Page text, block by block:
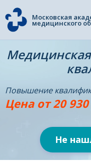
Московская
медицинского
Повышение
Цена от 20
Не